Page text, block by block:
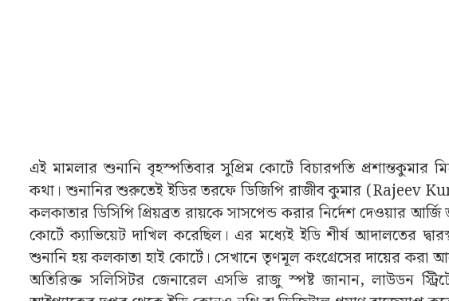
এই মামলার শুনানি বৃহস্পতিবার সুপ্রিম কোর্টে বিচারপতি
কথা। শুনানির শুরুতেই ইডির তরফে ডিজিপি রাজীব কুমার (Rajeev
কলকাতার ডিসিপি প্রিয়ব্রত রায়কে সাসপেন্ড করার নির্দেশ দেওয়ার
কোর্টে ক্যাভিয়েট দাখিল করেছিল। এর মধ্যেই ইডি শীর্ষ আদালতের
শুনানি হয় কলকাতা হাই কোর্টে। সেখানে তৃণমূল কংগ্রেসের দায়ের
অতিরিক্ত সলিসিটর জেনারেল এসভি রাজু স্পষ্ট জানান, লাউডন